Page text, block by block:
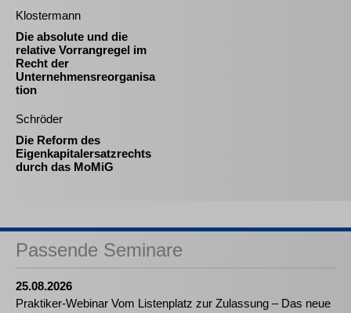
Klostermann
Die absolute und die
relative Vorrangregel im
Recht der
Unternehmensreorganisa
tion
Schröder
Die Reform des
Eigenkapitalersatzrechts
durch das MoMiG
Passende Seminare
25.08.2026
Praktiker-Webinar Vom Listenplatz zur Zulassung – Das neue